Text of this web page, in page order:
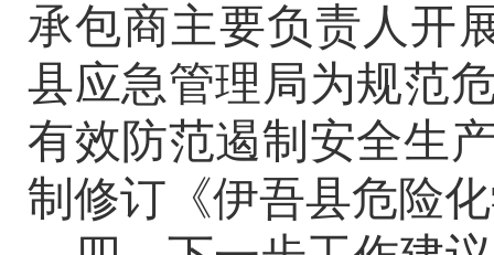
承包商主要负责人开
县应急管理局为规范
有效防范遏制安全生
制修订《伊吾县危险